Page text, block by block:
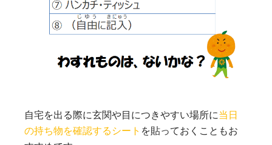
自宅を出る際に玄関や目につきやすい場所に当日
の持ち物を確認するシート を貼っておくこともお